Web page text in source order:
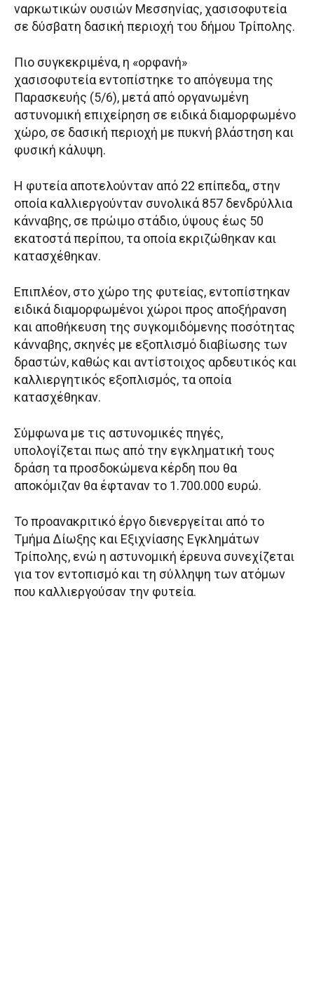
ναρκωτικών ουσιών Μεσσηνίας, χασισοφυτεία
σε δύσβατη δασική περιοχή του δήμου Τρίπολης.
Πιο συγκεκριμένα, η «ορφανή»
χασισοφυτεία εντοπίστηκε το απόγευμα της
Παρασκευής (5/6), μετά από οργανωμένη
αστυνομική επιχείρηση σε ειδικά διαμορφωμένο
χώρο, σε δασική περιοχή με πυκνή βλάστηση και
φυσική κάλυψη.
Η φυτεία αποτελούνταν από 22 επίπεδα,, στην
οποία καλλιεργούνταν συνολικά 857 δενδρύλλια
κάνναβης, σε πρώιμο στάδιο, ύψους έως 50
εκατοστά περίπου, τα οποία εκριζώθηκαν και
κατασχέθηκαν.
Επιπλέον, στο χώρο της φυτείας, εντοπίστηκαν
ειδικά διαμορφωμένοι χώροι προς αποξήρανση
και αποθήκευση της συγκομιδόμενης ποσότητας
κάνναβης, σκηνές με εξοπλισμό διαβίωσης των
δραστών, καθώς και αντίστοιχος αρδευτικός και
καλλιεργητικός εξοπλισμός, τα οποία
κατασχέθηκαν.
Σύμφωνα με τις αστυνομικές πηγές,
υπολογίζεται πως από την εγκληματική τους
δράση τα προσδοκώμενα κέρδη που θα
αποκόμιζαν θα έφταναν το 1.700.000 ευρώ.
Το προανακριτικό έργο διενεργείται από το
Τμήμα Δίωξης και Εξιχνίασης Εγκλημάτων
Τρίπολης, ενώ η αστυνομική έρευνα συνεχίζεται
για τον εντοπισμό και τη σύλληψη των ατόμων
που καλλιεργούσαν την φυτεία.